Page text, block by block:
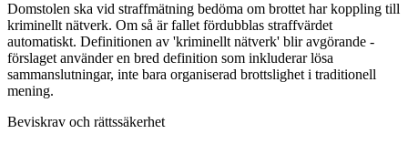
Domstolen ska vid straffmätning bedöma om brottet har koppling till
kriminellt nätverk. Om så är fallet fördubblas straffvärdet
automatiskt. Definitionen av 'kriminellt nätverk' blir avgörande -
förslaget använder en bred definition som inkluderar lösa
sammanslutningar, inte bara organiserad brottslighet i traditionell
mening.
Beviskrav och rättssäkerhet